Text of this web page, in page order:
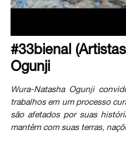
#33bienal
Ogunji
Wura-Natasha Ogunji
trabalhos em um processo
são afetados por suas
mantêm com suas terras,